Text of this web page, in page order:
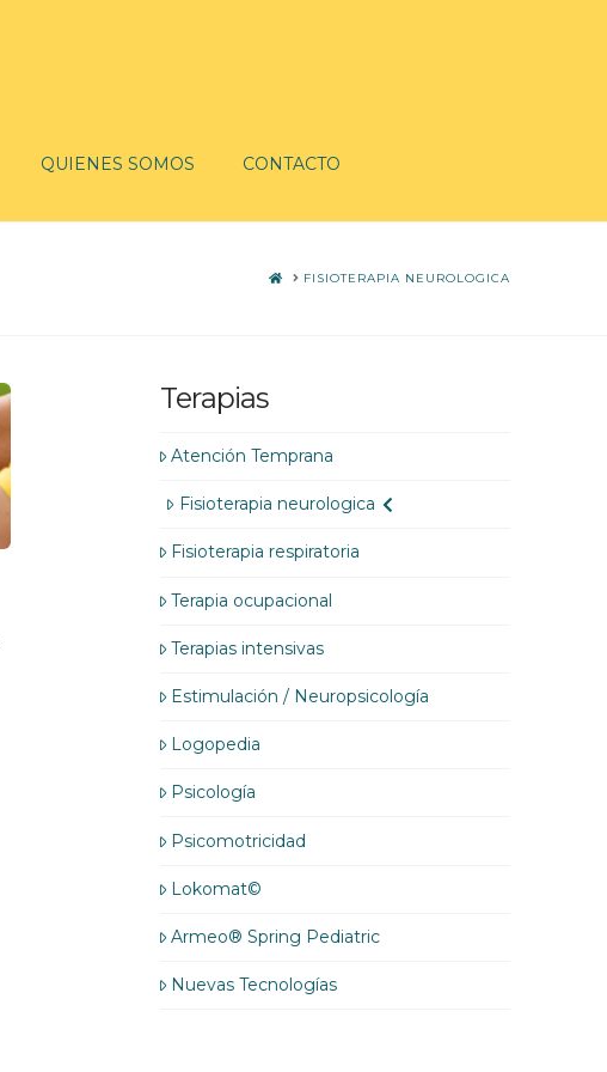
QUIENES SOMOS CONTACTO
HOMEFISIOTERAPIA NEUROLOGICA
Terapias
Atención Temprana
Fisioterapia neurologica
Fisioterapia respiratoria
Terapia ocupacional
Terapias intensivas
Estimulación / Neuropsicología
Logopedia
Psicología
Psicomotricidad
Lokomat©
Armeo® Spring Pediatric
Nuevas Tecnologías